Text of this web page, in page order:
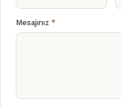
Mesajınız *